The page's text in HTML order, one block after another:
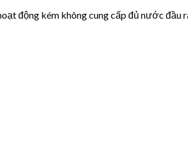
động kém không cung cấp đủ nước đầu